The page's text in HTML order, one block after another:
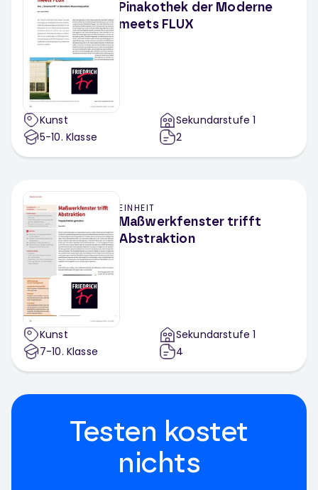
Pinakothek der Moderne
meets FLUX
Kunst
5-10. Klasse
Sekundarstufe 1
2
EINHEIT
Maßwerkfenster trifft
Abstraktion
Kunst
7-10. Klasse
Sekundarstufe 1
4
Testen kostet
nichts